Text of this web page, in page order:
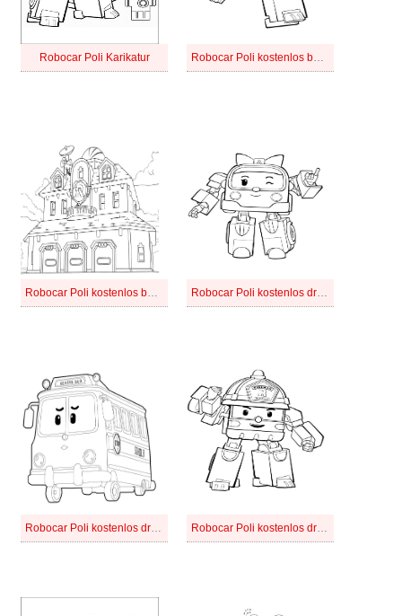
Robocar Poli Karikatur Robocar Poli kostenlos basisch
Robocar Poli kostenlos bei Kindern Robocar Poli kostenlos druckbar basisch
Robocar Poli kostenlos druckbar bei Kindern Robocar Poli kostenlos druckbar einfach